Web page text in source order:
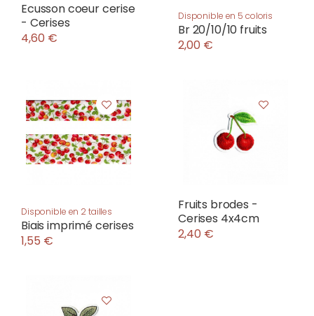
Ecusson coeur cerise
- Cerises
4,60 €
Disponible en 5 coloris
Br 20/10/10 fruits
2,00 €
Disponible en 2 tailles
Biais imprimé cerises
1,55 €
Fruits brodes -
Cerises 4x4cm
2,40 €